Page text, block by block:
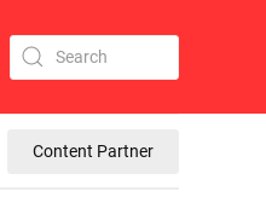
Content Partner